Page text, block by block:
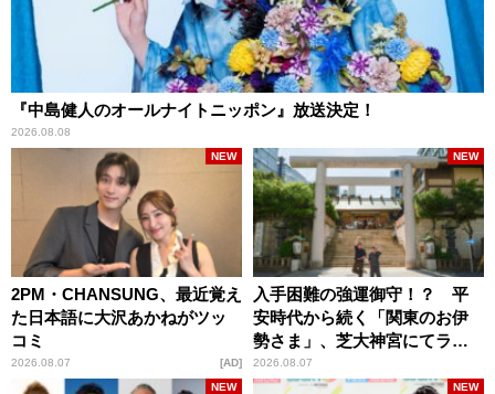
『中島健人のオールナイトニッポン』放送決定！
2026.08.08
2PM・CHANSUNG、最近覚え
た日本語に大沢あかねがツッ
コミ
2026.08.07
NEW
AD
入手困難の強運御守！？ 平
安時代から続く「関東のお伊
勢さま」、芝大神宮にてラン
パンプスが合格祈願！
2026.08.07
NEW
NEW NEW